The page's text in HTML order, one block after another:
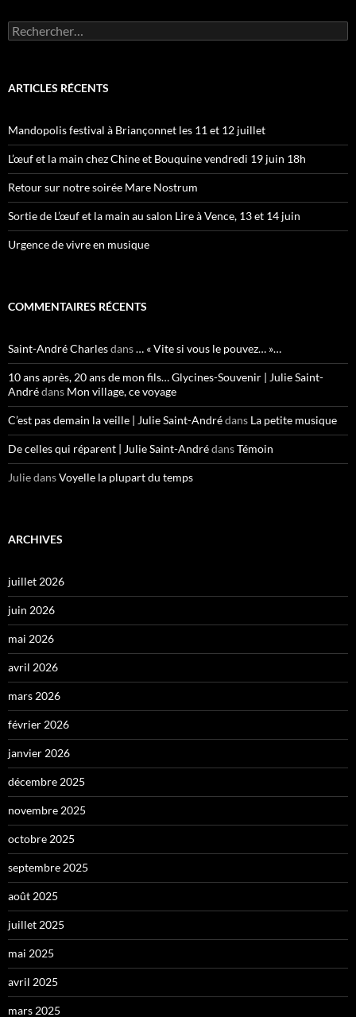
Rechercher :
ARTICLES RÉCENTS
Mandopolis festival à Briançonnet les 11 et 12 juillet
L’œuf et la main chez Chine et Bouquine vendredi 19 juin 18h
Retour sur notre soirée Mare Nostrum
Sortie de L’œuf et la main au salon Lire à Vence, 13 et 14 juin
Urgence de vivre en musique
COMMENTAIRES RÉCENTS
Saint-André Charlesdans… « Vite si vous le pouvez… »…
10 ans après, 20 ans de mon fils… Glycines-Souvenir | Julie Saint-
Andrédans Mon village, ce voyage
C’est pas demain la veille | Julie Saint-Andrédans La petite musique
De celles qui réparent | Julie Saint-AndrédansTémoin
JuliedansVoyelle la plupart du temps
ARCHIVES
juillet 2026
juin 2026
mai 2026
avril 2026
mars 2026
février 2026
janvier 2026
décembre 2025
novembre 2025
octobre 2025
septembre 2025
août 2025
juillet 2025
mai 2025
avril 2025
mars 2025